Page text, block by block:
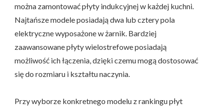
można zamontować płyty indukcyjnej w każdej kuchni.
Najtańsze modele posiadają dwa lub cztery pola
elektryczne wyposażone w żarnik. Bardziej
zaawansowane płyty wielostrefowe posiadają
możliwość ich łączenia, dzięki czemu mogą dostosować
się do rozmiaru i kształtu naczynia.
Przy wyborze konkretnego modelu z rankingu płyt